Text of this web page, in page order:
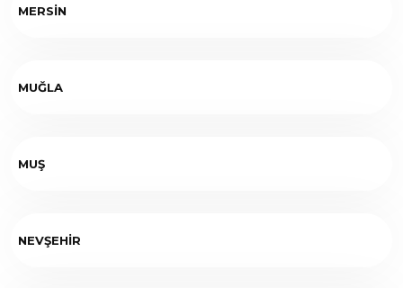
MERSİN
MUĞLA
MUŞ
NEVŞEHİR